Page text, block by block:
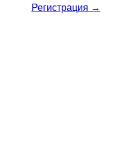
Регистрация →